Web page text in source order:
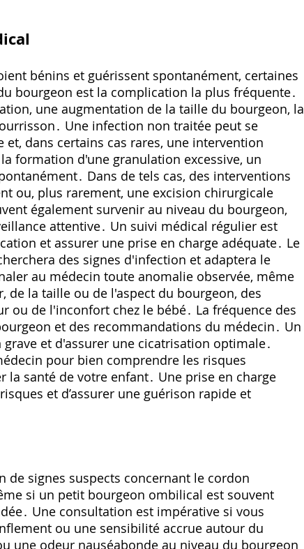
bénins et guérissent spontanément‚ certaines
bourgeon est la complication la plus fréquente․
une augmentation de la taille du bourgeon‚ la
Une infection non traitée peut se
dans certains cas rares‚ une intervention
formation d'une granulation excessive‚ un
Dans de tels cas‚ des interventions
ou‚ plus rarement‚ une excision chirurgicale
également survenir au niveau du bourgeon‚
attentive․ Un suivi médical régulier est
et assurer une prise en charge adéquate․ Le
des signes d'infection et adaptera le
au médecin toute anomalie observée‚ même
de la taille ou de l'aspect du bourgeon‚ des
ou de l'inconfort chez le bébé․ La fréquence des
et des recommandations du médecin․ Un
et d'assurer une cicatrisation optimale․
pour bien comprendre les risques
santé de votre enfant․ Une prise en charge
et d’assurer une guérison rapide et
signes suspects concernant le cordon
si un petit bourgeon ombilical est souvent
Une consultation est impérative si vous
ou une sensibilité accrue autour du
une odeur nauséabonde au niveau du bourgeon